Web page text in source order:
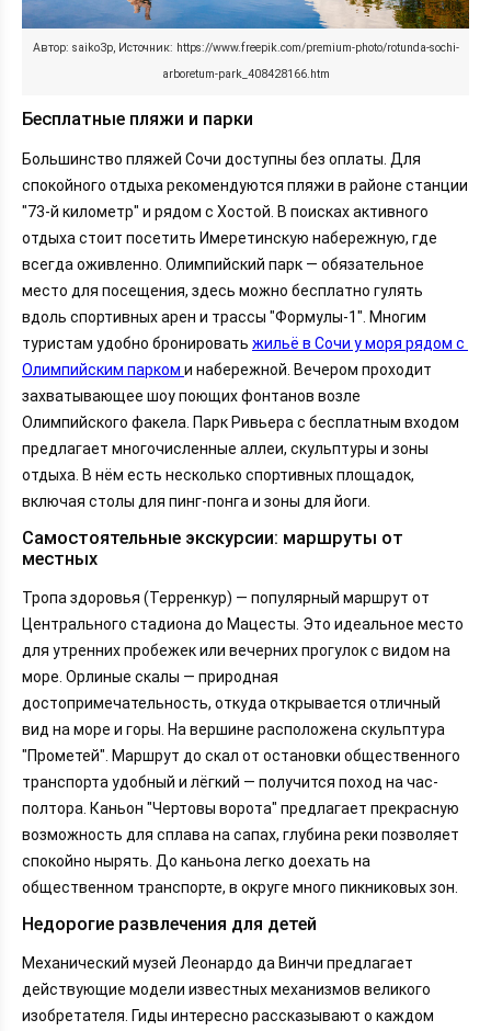
Автор: saiko3p, Источник: https://www.freepik.com/premium-photo/rotunda-sochi-
arboretum-park_408428166.htm
Бесплатные пляжи и парки
Большинство пляжей Сочи доступны без оплаты. Для
спокойного отдыха рекомендуются пляжи в районе станции
"73-й километр" и рядом с Хостой. В поисках активного
отдыха стоит посетить Имеретинскую набережную, где
всегда оживленно. Олимпийский парк — обязательное
место для посещения, здесь можно бесплатно гулять
вдоль спортивных арен и трассы "Формулы-1". Многим
туристам удобно бронировать жильё в Сочи у моря рядом с
Олимпийским парком и набережной. Вечером проходит
захватывающее шоу поющих фонтанов возле
Олимпийского факела. Парк Ривьера с бесплатным входом
предлагает многочисленные аллеи, скульптуры и зоны
отдыха. В нём есть несколько спортивных площадок,
включая столы для пинг-понга и зоны для йоги.
Самостоятельные экскурсии: маршруты от
местных
Тропа здоровья (Терренкур) — популярный маршрут от
Центрального стадиона до Мацесты. Это идеальное место
для утренних пробежек или вечерних прогулок с видом на
море. Орлиные скалы — природная
достопримечательность, откуда открывается отличный
вид на море и горы. На вершине расположена скульптура
"Прометей". Маршрут до скал от остановки общественного
транспорта удобный и лёгкий — получится поход на час-
полтора. Каньон "Чертовы ворота" предлагает прекрасную
возможность для сплава на сапах, глубина реки позволяет
спокойно нырять. До каньона легко доехать на
общественном транспорте, в округе много пикниковых зон.
Недорогие развлечения для детей
Механический музей Леонардо да Винчи предлагает
действующие модели известных механизмов великого
изобретателя. Гиды интересно рассказывают о каждом